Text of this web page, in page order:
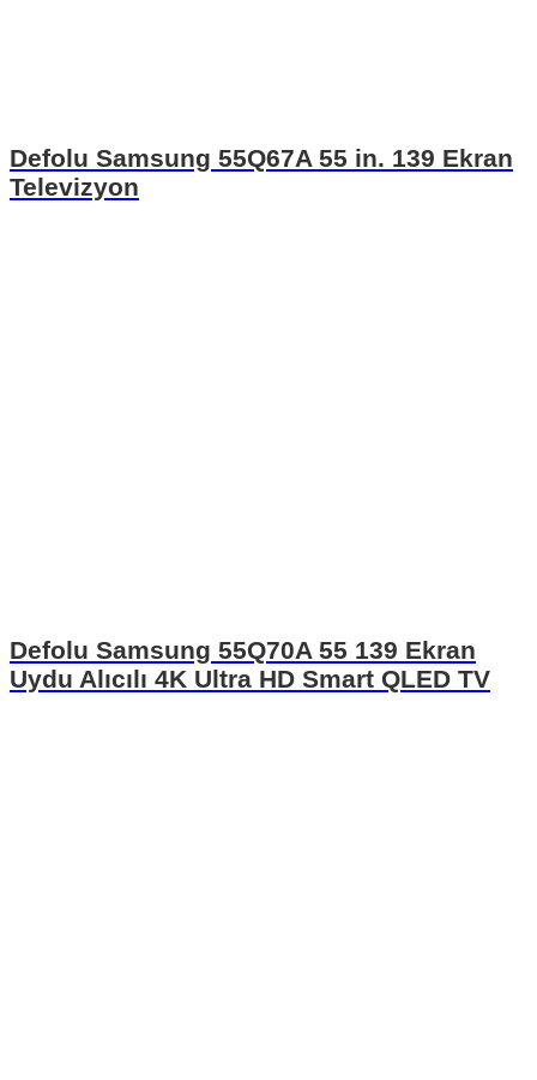
Defolu Samsung 55Q67A 55 in. 139 Ekran
Televizyon
Defolu Samsung 55Q70A 55 139 Ekran
Uydu Alıcılı 4K Ultra HD Smart QLED TV